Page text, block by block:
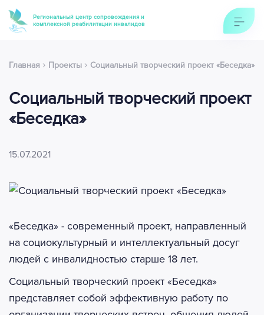
Региональный центр сопровождения и
комплексной реабилитации инвалидов
Главная › Проекты › Социальный творческий проект «Беседка»
Социальный творческий проект
«Беседка»
15.07.2021
«Беседка» - современный проект, направленный
на социокультурный и интеллектуальный досуг
людей с инвалидностью старше 18 лет.
Социальный творческий проект «Беседка»
представляет собой эффективную работу по